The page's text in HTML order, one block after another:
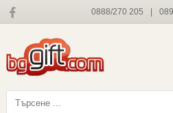
0888/270 205